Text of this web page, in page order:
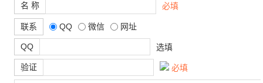
名 称 必填
联系 QQ 微信 网址
QQ 选填
验证 必填